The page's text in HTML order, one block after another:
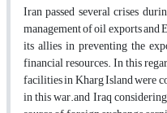
Iran passed several crises
management of oil exports and
its allies in preventing the
financial resources. In this
facilities in Kharg Island were
in this war.and Iraq